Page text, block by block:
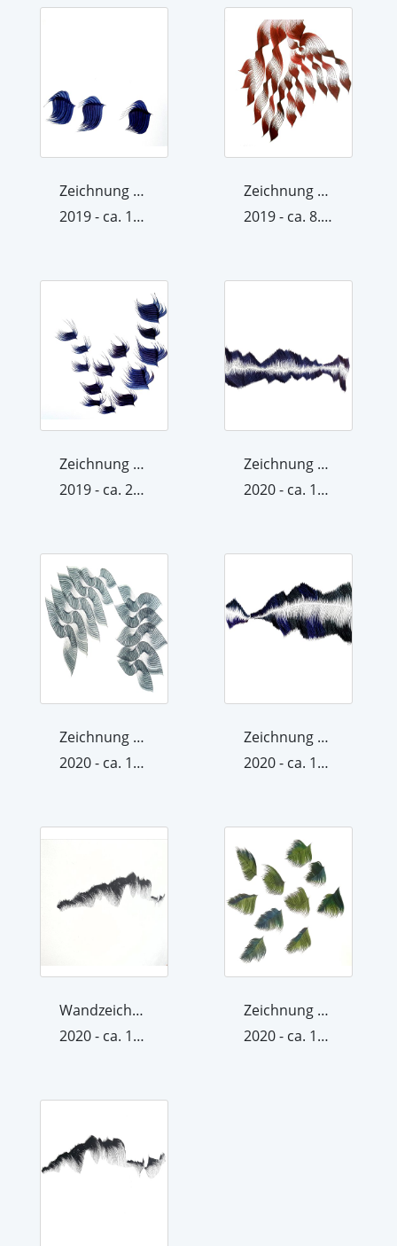
Zeichnung aus der Werkgruppe Raum/Krä...
2019 - ca. 15. Oktober 2019
Zeichnung aus der Werkgruppe Raum/Krä...
2019 - ca. 8. November 2019
Zeichnung aus der Werkgruppe Raum/Krä...
2019 - ca. 22. Oktober 2019
Zeichnung aus der Werkgruppe Raum/Krä...
2020 - ca. 15. September 2020
Zeichnung aus der Werkgruppe Raum/Krä...
2020 - ca. 15. Juli 2020
Zeichnung aus der Werkgruppe Raum/Krä...
2020 - ca. 15. Oktober 2020
Wandzeichnung I Raum/Kräfte
2020 - ca. 15. Dezember 2020
Zeichnung aus der Werkgruppe Raum/Krä...
2020 - ca. 15. August 2020